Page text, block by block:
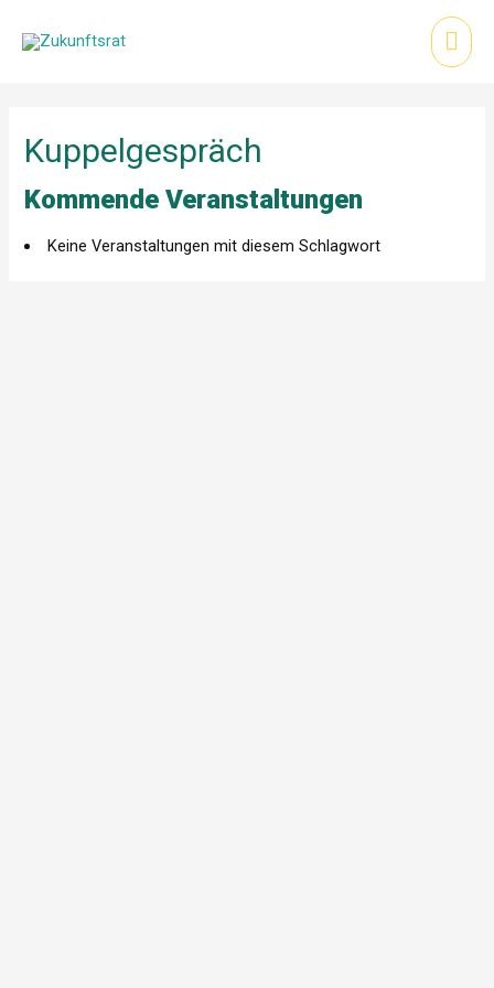
Inhalt
springen
Kuppelgespräch
Kommende Veranstaltungen
Keine Veranstaltungen mit diesem Schlagwort